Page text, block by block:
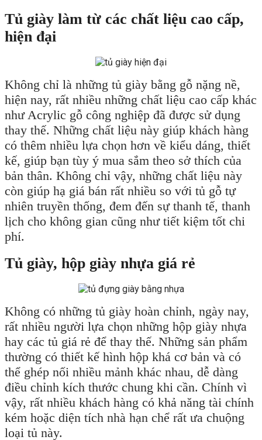
Tủ giày làm từ các chất liệu cao cấp,
hiện đại
Không chỉ là những tủ giày bằng gỗ nặng nề,
hiện nay, rất nhiều những chất liệu cao cấp khác
như Acrylic gỗ công nghiệp đã được sử dụng
thay thế. Những chất liệu này giúp khách hàng
có thêm nhiều lựa chọn hơn về kiểu dáng, thiết
kế, giúp bạn tùy ý mua sắm theo sở thích của
bản thân. Không chỉ vậy, những chất liệu này
còn giúp hạ giá bán rất nhiều so với tủ gỗ tự
nhiên truyền thống, đem đến sự thanh tế, thanh
lịch cho không gian cũng như tiết kiệm tốt chi
phí.
Tủ giày, hộp giày nhựa giá rẻ
Không có những tủ giày hoàn chỉnh, ngày nay,
rất nhiều người lựa chọn những hộp giày nhựa
hay các tủ giá rẻ để thay thế. Những sản phẩm
thường có thiết kế hình hộp khá cơ bản và có
thể ghép nối nhiều mảnh khác nhau, dễ dàng
điều chỉnh kích thước chung khi cần. Chính vì
vậy, rất nhiều khách hàng có khả năng tài chính
kém hoặc diện tích nhà hạn chể rất ưa chuộng
loại tủ này.